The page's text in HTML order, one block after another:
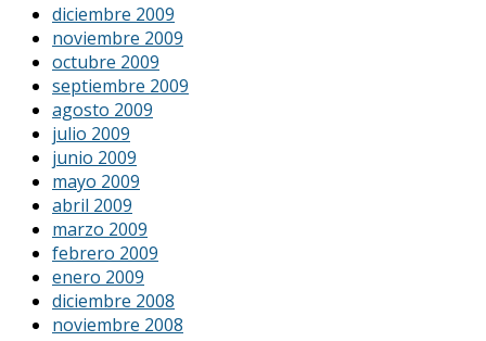
diciembre 2009
noviembre 2009
octubre 2009
septiembre 2009
agosto 2009
julio 2009
junio 2009
mayo 2009
abril 2009
marzo 2009
febrero 2009
enero 2009
diciembre 2008
noviembre 2008